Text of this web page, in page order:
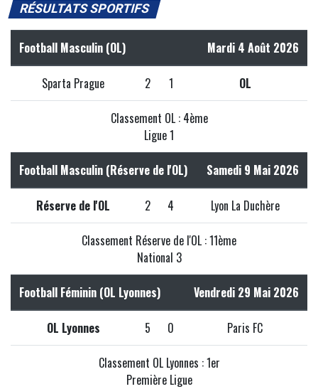
RÉSULTATS SPORTIFS
Football Masculin (OL) Mardi 4 Août 2026
Sparta Prague 2 1 OL
Classement OL : 4ème
Ligue 1
Football Masculin (Réserve de l'OL) Samedi 9 Mai 2026
Réserve de l'OL 2 4 Lyon La Duchère
Classement Réserve de l'OL : 11ème
National 3
Football Féminin (OL Lyonnes) Vendredi 29 Mai 2026
OL Lyonnes 5 0 Paris FC
Classement OL Lyonnes : 1er
Première Ligue